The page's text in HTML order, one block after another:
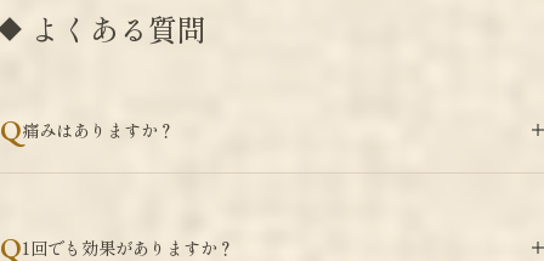
よくある質問
痛みはありますか？
1回でも効果がありますか？